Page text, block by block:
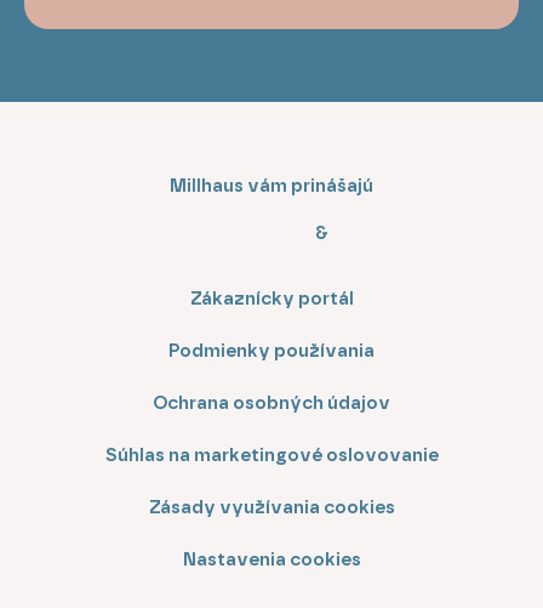
Millhaus vám prinášajú
&
Zákaznícky portál
Podmienky používania
Ochrana osobných údajov
Súhlas na marketingové oslovovanie
Zásady využívania cookies
Nastavenia cookies